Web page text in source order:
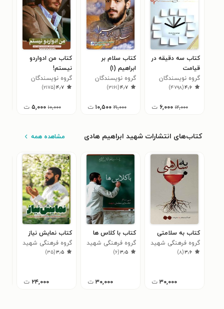
کتاب سه دقیقه در
قیامت
گروه نویسندگان
۴٫۶(۴۷۹۸)
۱۲,۰۰۰ ۶,۰۰۰ ت
کتاب سلام بر
ابراهیم (۱)
گروه نویسندگان
۴٫۷(۳۱۶۱)
۲۱,۰۰۰ ۱۰,۵۰۰ ت
کتاب من ادواردو
نیستم!
گروه نویسندگان
۴٫۷(۲۱۷۵)
۱۰,۰۰۰ ۵,۰۰۰ ت
کتاب‌های انتشارات شهید ابراهیم هادی مشاهده همه
کتاب به سلامتی
گروه فرهنگی شهید
ابراهیم هادی
۳٫۶(۸)
۳۰,۰۰۰ ت
کتاب با کلاس ها
گروه فرهنگی شهید
ابراهیم هادی
۳٫۵(۶)
۳۰,۰۰۰ ت
کتاب نمایش نیاز
گروه فرهنگی شهید
ابراهیم هادی
۳٫۵(۳۵)
۲۴,۰۰۰ ت